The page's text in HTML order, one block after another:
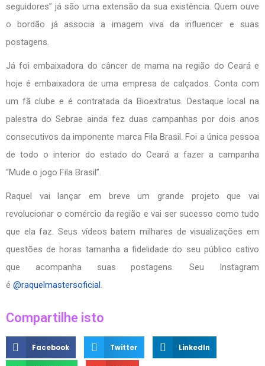
seguidores” já são uma extensão da sua existência. Quem ouve
o bordão já associa a imagem viva da influencer e suas
postagens.
Já foi embaixadora do câncer de mama na região do Ceará e
hoje é embaixadora de uma empresa de calçados. Conta com
um fã clube e é contratada da Bioextratus. Destaque local na
palestra do Sebrae ainda fez duas campanhas por dois anos
consecutivos da imponente marca Fila Brasil. Foi a única pessoa
de todo o interior do estado do Ceará a fazer a campanha
“Mude o jogo Fila Brasil”.
Raquel vai lançar em breve um grande projeto que vai
revolucionar o comércio da região e vai ser sucesso como tudo
que ela faz. Seus vídeos batem milhares de visualizações em
questões de horas tamanha a fidelidade do seu público cativo
que acompanha suas postagens. Seu Instagram
é @raquelmastersoficial.
Compartilhe isto
Facebook Twitter LinkedIn